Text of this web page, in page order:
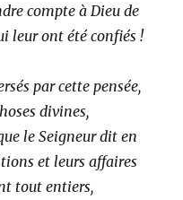
compte à Dieu de
leur ont été confiés !
par cette pensée,
divines,
le Seigneur dit en
et leurs affaires
tout entiers,